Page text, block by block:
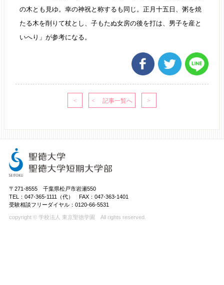
の木とも見ゆ。幸の神祝と称するも同じ。正月十五日、粥を焼
たる木を削りて杖とし、子もたぬ女房の後を打は、男子を産と
いへり」が参考になる。
〒271-8555 千葉県松戸市岩瀬550
TEL：047-365-1111（代） FAX：047-363-1401
受験相談フリーダイヤル：0120-66-5531
copyright © 学校法人 東京聖徳学園 All rights reserved.